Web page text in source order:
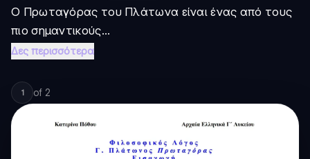
Ο Πρωταγόρας του Πλάτωνα είναι ένας από τους
πιο σημαντικούς...
Δες περισσότερα
1 of 2